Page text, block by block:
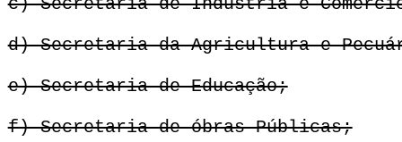
c) Secretaria de Indústria e
d) Secretaria da Agricultura e
e) Secretaria de Educação;
f) Secretaria de óbras Públicas;